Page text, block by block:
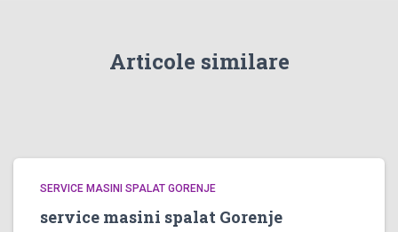
Articole similare
SERVICE MASINI SPALAT GORENJE
service masini spalat Gorenje